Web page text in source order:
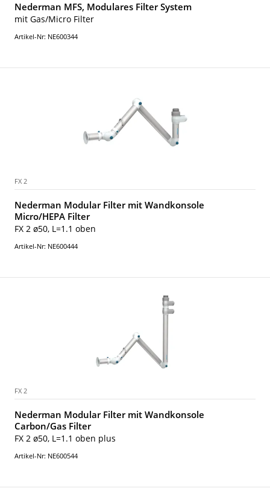
Nederman MFS, Modulares Filter System
mit Gas/Micro Filter
Artikel-Nr: NE600344
FX 2
Nederman Modular Filter mit Wandkonsole
Micro/HEPA Filter
FX 2 ø50, L=1.1 oben
Artikel-Nr: NE600444
FX 2
Nederman Modular Filter mit Wandkonsole
Carbon/Gas Filter
FX 2 ø50, L=1.1 oben plus
Artikel-Nr: NE600544